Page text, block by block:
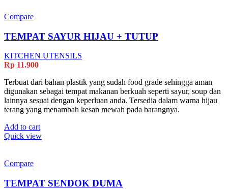
Compare
TEMPAT SAYUR HIJAU + TUTUP
KITCHEN UTENSILS
Rp 11.900
Terbuat dari bahan plastik yang sudah food grade sehingga aman
digunakan sebagai tempat makanan berkuah seperti sayur, soup dan
lainnya sesuai dengan keperluan anda. Tersedia dalam warna hijau
terang yang menambah kesan mewah pada barangnya.
Add to cart
Quick view
Compare
TEMPAT SENDOK DUMA